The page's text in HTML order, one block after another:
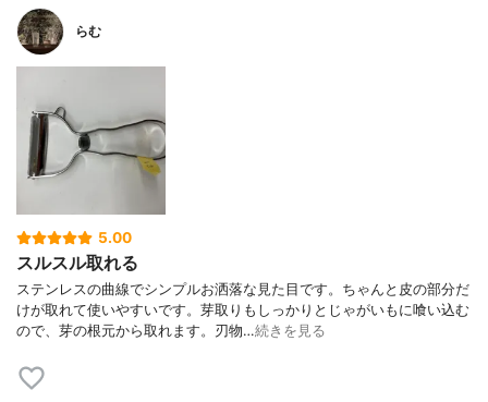
らむ
5.00
スルスル取れる
ステンレスの曲線でシンプルお洒落な見た目です。ちゃんと皮の部分だ
けが取れて使いやすいです。芽取りもしっかりとじゃがいもに喰い込む
ので、芽の根元から取れます。刃物…続きを見る